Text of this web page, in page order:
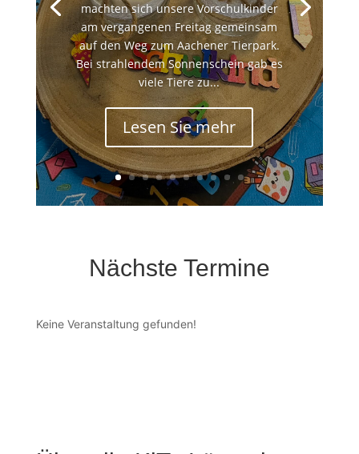
machten sich unsere Vorschulkinder
am vergangenen Freitag gemeinsam
auf den Weg zum Aachener Tierpark.
Bei strahlendem Sonnenschein gab es
viele Tiere zu...
Lesen Sie mehr
Nächste Termine
Keine Veranstaltung gefunden!